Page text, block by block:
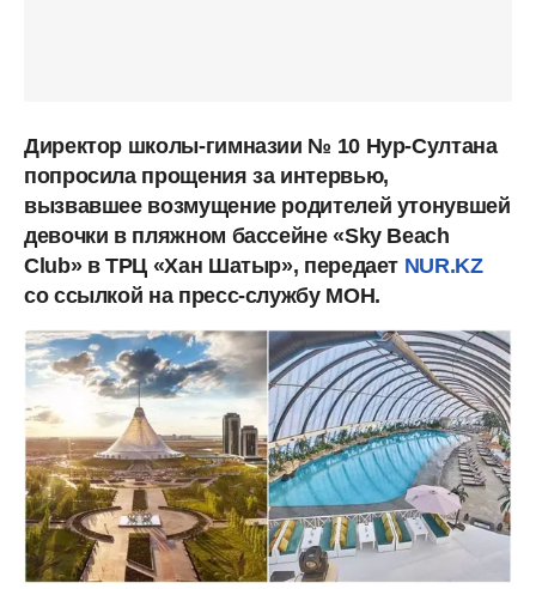
Директор школы-гимназии № 10 Нур-Султана
попросила прощения за интервью,
вызвавшее возмущение родителей утонувшей
девочки в пляжном бассейне «Sky Beach
Club» в ТРЦ «Хан Шатыр», передает NUR.KZ
со ссылкой на пресс-службу МОН.